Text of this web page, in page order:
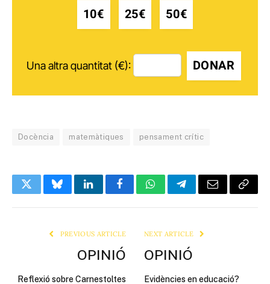
10€ 25€ 50€
Una altra quantitat (€): DONAR
Docència matemàtiques pensament crític
TwitterBlueskyLinkedInFacebookWhatsAppTelegramEmail Copy
PREVIOUS ARTICLE
OPINIÓ
Reflexió sobre Carnestoltes
NEXT ARTICLE
OPINIÓ
Evidències en educació?